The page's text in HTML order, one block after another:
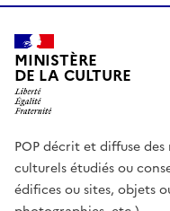
MINISTÈRE
DE LA CULTURE
POP décrit et diffuse
culturels étudiés ou
édifices ou sites, objets